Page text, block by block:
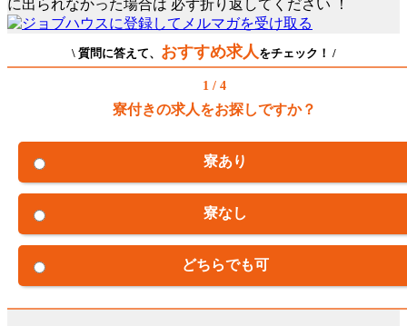
に出られなかった場合は 必ず折り返してください ！
\ 質問に答えて、 おすすめ求人をチェック！ /
1 / 4
寮付きの求人をお探しですか？
寮あり
寮なし
どちらでも可